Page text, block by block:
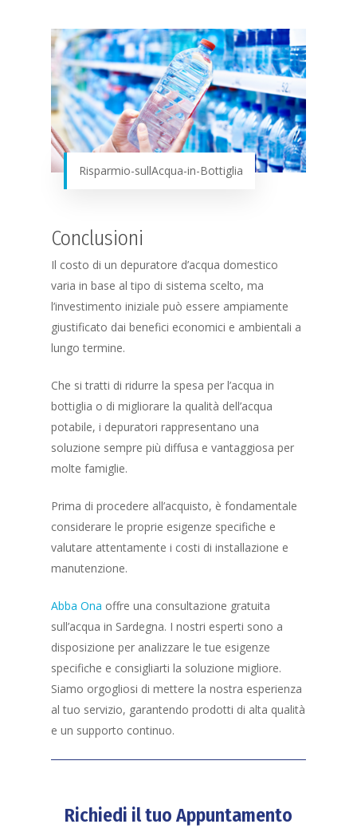
Risparmio-sullAcqua-in-Bottiglia
Conclusioni
Il costo di un depuratore d’acqua domestico
varia in base al tipo di sistema scelto, ma
l’investimento iniziale può essere ampiamente
giustificato dai benefici economici e ambientali a
lungo termine.
Che si tratti di ridurre la spesa per l’acqua in
bottiglia o di migliorare la qualità dell’acqua
potabile, i depuratori rappresentano una
soluzione sempre più diffusa e vantaggiosa per
molte famiglie.
Prima di procedere all’acquisto, è fondamentale
considerare le proprie esigenze specifiche e
valutare attentamente i costi di installazione e
manutenzione.
Abba Ona offre una consultazione gratuita
sull’acqua in Sardegna. I nostri esperti sono a
disposizione per analizzare le tue esigenze
specifiche e consigliarti la soluzione migliore.
Siamo orgogliosi di mettere la nostra esperienza
al tuo servizio, garantendo prodotti di alta qualità
e un supporto continuo.
Richiedi il tuo Appuntamento
Home
Cosa facciamo
Perchè purificare
Prodotti
Addolcitori
Contatti
Richiedi